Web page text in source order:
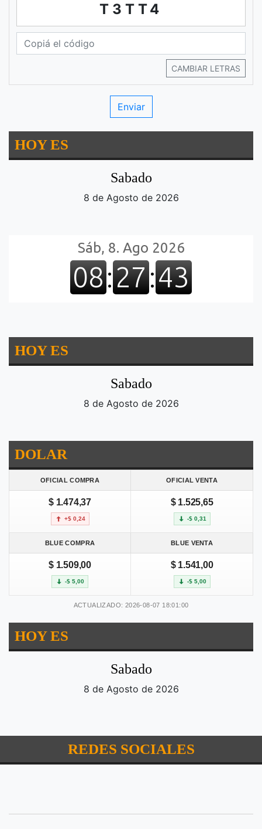
T3TT4
CAMBIAR LETRAS
HOY ES
Sabado
8 de Agosto de 2026
HOY ES
Sabado
8 de Agosto de 2026
DOLAR
OFICIAL COMPRA OFICIAL VENTA
$ 1.474,37
+$ 0,24
$ 1.525,65
-$ 0,31
BLUE COMPRA BLUE VENTA
$ 1.509,00
-$ 5,00
$ 1.541,00
-$ 5,00
ACTUALIZADO: 2026-08-07 18:01:00
HOY ES
Sabado
8 de Agosto de 2026
REDES SOCIALES